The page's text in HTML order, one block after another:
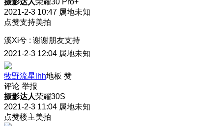
2021-2-3 10:47 属地未知
点赞支持美拍
溪Xi兮 : 谢谢朋友支持
2021-2-3 12:04 属地未知
牧野流星lhh地板 赞
评论 举报
摄影达人荣耀30S
2021-2-3 11:04 属地未知
点赞楼主美拍